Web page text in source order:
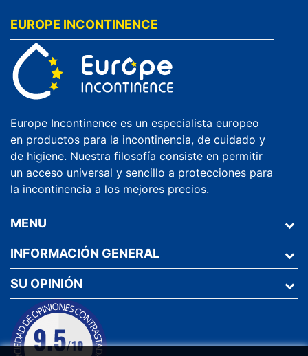
EUROPE INCONTINENCE
Europe Incontinence es un especialista europeo
en productos para la incontinencia, de cuidado y
de higiene. Nuestra filosofía consiste en permitir
un acceso universal y sencillo a protecciones para
la incontinencia a los mejores precios.
MENU
INFORMACIÓN GENERAL
SU OPINIÓN